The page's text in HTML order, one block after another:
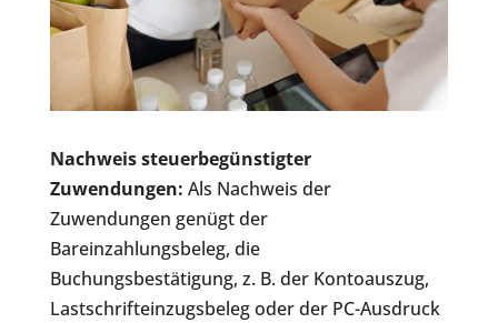
Nachweis steuerbegünstigter
Zuwendungen: Als Nachweis der
Zuwendungen genügt der
Bareinzahlungsbeleg, die
Buchungsbestätigung, z. B. der Kontoauszug,
Lastschrifteinzugsbeleg oder der PC-Ausdruck